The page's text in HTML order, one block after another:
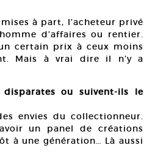
à part, l’acheteur privé
d’affaires ou rentier.
certain prix à ceux moins
Mais à vrai dire il n’y a
ou suivent-ils le
envies du collectionneur.
un panel de créations
à une génération… Là aussi